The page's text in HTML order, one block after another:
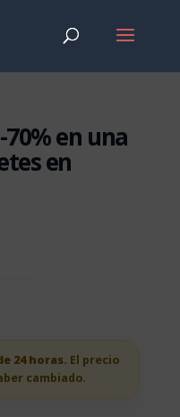
70% en una
en
24 horas. El precio
cambiado.